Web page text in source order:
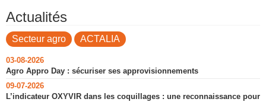
Actualités
Secteur agro ACTALIA
03-08-2026
Agro Appro Day : sécuriser ses approvisionnements
09-07-2026
L’indicateur OXYVIR dans les coquillages : une reconnaissance pour